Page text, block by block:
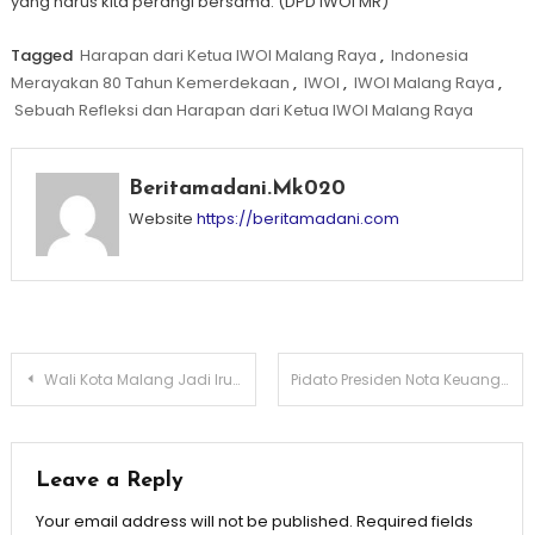
Tagged Harapan dari Ketua IWOI Malang Raya , Indonesia
Merayakan 80 Tahun Kemerdekaan , IWOI , IWOI Malang Raya ,
Sebuah Refleksi dan Harapan dari Ketua IWOI Malang Raya
Beritamadani.mk020
Website https://beritamadani.com
Post
Wali Kota Malang Jadi Irup Dalam Rangka HUT ke-80 Republik Indonesia Pidato Presiden Nota Keuangan RAPBN 2026, Menjaga Optimisme di Tengah Perlambatan Ekonomi Global
Leave a Reply
Your email address will not be published. Required fields